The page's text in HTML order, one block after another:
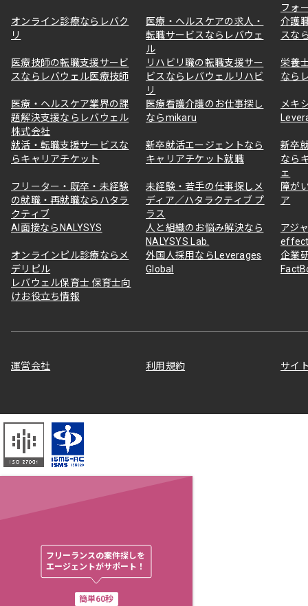
フォ
オンライン診療ならレバク
リ
医療・ヘルスケアの求人・
転職サービスならレバウェ
ル
介護
スな
医療技師の転職支援サービ
スならレバウェル医療技師
リハビリ職の転職支援サー
ビスならレバウェルリハビ
リ
栄養
なら
医療・ヘルスケア業界の課
題解決支援ならレバウェル
株式会社
医療看護介護のお仕事探し
ならmikaru
メキ
就活・転職支援サービスな
らキャリアチケット
新卒就活エージェントなら
キャリアチケット就職
新卒
なら
ェ
フリーター・既卒・未経験
の就職・再就職ならハタラ
クティブ
未経験・若手の仕事探しメ
ディア／ハタラクティブ プ
ラス
障が
ア
AI面接ならNALYSYS
人と組織のお悩み解決なら
NALYSYS Lab.
アジ
オンラインピル診療ならメ
デリピル
外国人採用ならLeverages
Global
企業
レバウェル保育士 保育士向
けお役立ち情報
運営会社 利用規約 サイ
フリーランスの案件探しを
エージェントがサポート！
簡単60秒